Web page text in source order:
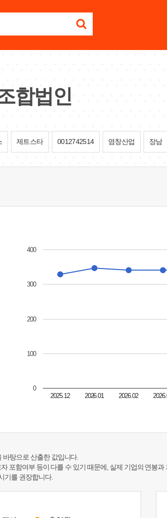
합법인
제트스타 0012742514 염창산업 장남
2025.12 2026.01 2026.02
0
100
200
300
400
탕으로 산출한 값입니다.
포함여부 등이 다를 수 있기 때문에, 실제 기업의 연봉과
기를 권장합니다.